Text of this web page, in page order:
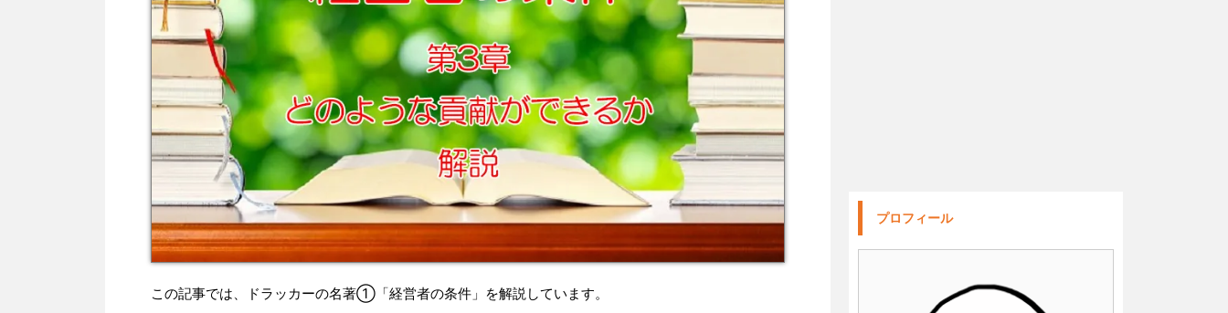
この記事では、ドラッカーの名著①「経営者の条件」を解説しています。
プロフィール